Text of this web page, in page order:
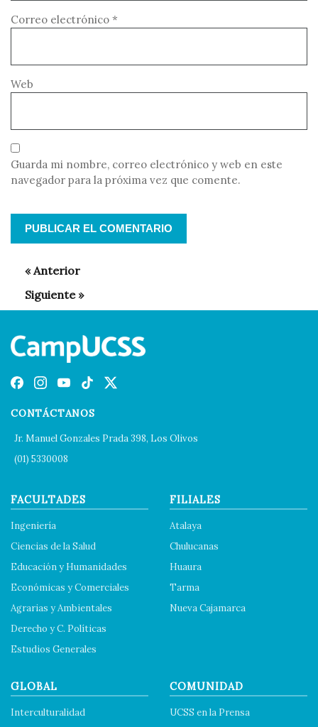
Correo electrónico *
Web
Guarda mi nombre, correo electrónico y web en este
navegador para la próxima vez que comente.
CONTÁCTANOS
Jr. Manuel Gonzales Prada 398, Los Olivos
(01) 5330008
FACULTADES
Ingeniería
Ciencias de la Salud
Educación y Humanidades
Económicas y Comerciales
Agrarias y Ambientales
Derecho y C. Políticas
Estudios Generales
FILIALES
Atalaya
Chulucanas
Huaura
Tarma
Nueva Cajamarca
GLOBAL
Interculturalidad
COMUNIDAD
UCSS en la Prensa